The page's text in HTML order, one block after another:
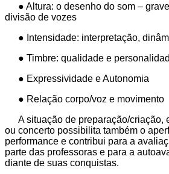
● Altura: o desenho do som –
divisão de vozes
● Intensidade: interpretação,
● Timbre: qualidade e
● Expressividade e Autonomia
● Relação corpo/voz e movimento
A situação de preparação/criação,
ou concerto possibilita também o
performance e contribui para a
parte das professoras e para a
diante de suas conquistas.